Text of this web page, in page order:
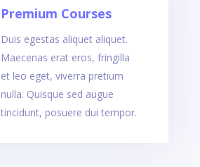
Premium Courses
Duis egestas aliquet aliquet.
Maecenas erat eros, fringilla
et leo eget, viverra pretium
nulla. Quisque sed augue
tincidunt, posuere dui tempor.